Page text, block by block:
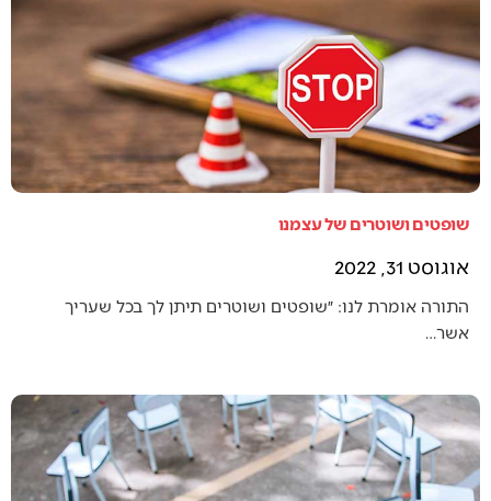
שופטים ושוטרים של עצמנו
אוגוסט 31, 2022
התורה אומרת לנו: ״שופטים ושוטרים תיתן לך בכל שעריך
אשר…